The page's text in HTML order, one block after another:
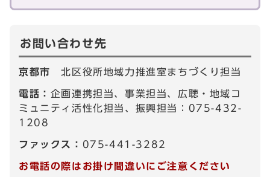
お問い合わせ先
京都市北区役所地域力推進室まちづくり担当
電話： 企画連携担当、事業担当、広聴・地域コ
ミュニティ活性化担当、振興担当：075-432-
1208
ファックス： 075-441-3282
お電話の際はお掛け間違いにご注意ください